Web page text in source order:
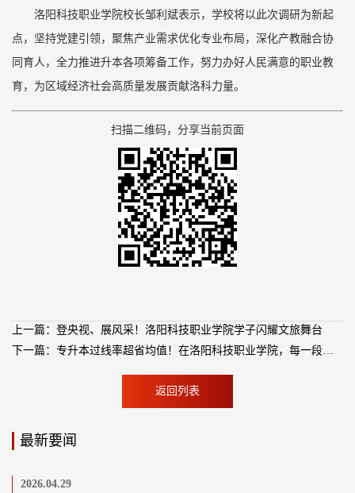
洛阳科技职业学院校长邹利斌表示，学校将以此次调研为新起
点，坚持党建引领，聚焦产业需求优化专业布局，深化产教融合协
同育人，全力推进升本各项筹备工作，努力办好人民满意的职业教
育，为区域经济社会高质量发展贡献洛科力量。
扫描二维码，分享当前页面
上一篇：登央视、展风采！洛阳科技职业学院学子闪耀文旅舞台
下一篇：专升本过线率超省均值！在洛阳科技职业学院，每一段逆袭都算数！
返回列表
最新要闻
2026.04.29